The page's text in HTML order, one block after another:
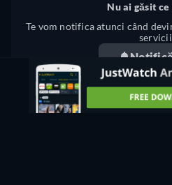
Nu ai găsit
Te vom notifica atunci când
Ceva nu este în regulă? Anunțați-ne.